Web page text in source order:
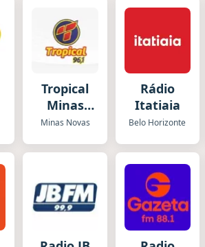
Tropical
Minas
Novas
Minas Novas
Rádio
Itatiaia
Belo Horizonte